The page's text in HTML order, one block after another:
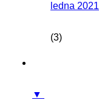
ledna 2021
(3)
▼